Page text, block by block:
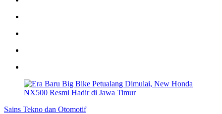
Sains Tekno dan Otomotif